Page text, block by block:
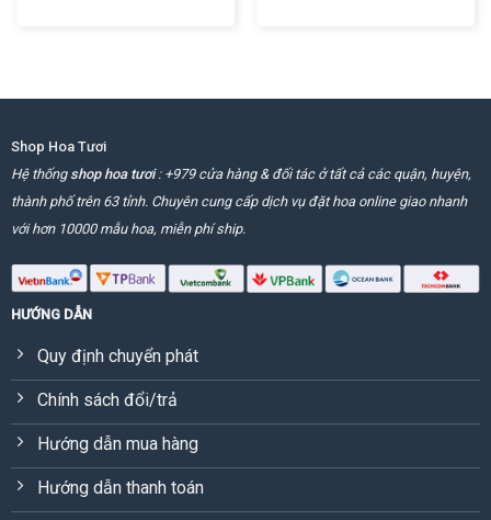
Shop Hoa Tươi
Hệ thống shop hoa tươi: +979 cửa hàng & đối tác ở tất cả các quận, huyện,
thành phố trên 63 tỉnh. Chuyên cung cấp dịch vụ đặt hoa online giao nhanh
với hơn 10000 mẫu hoa, miễn phí ship.
HƯỚNG DẪN
Quy định chuyển phát
Chính sách đổi/trả
Hướng dẫn mua hàng
Hướng dẫn thanh toán